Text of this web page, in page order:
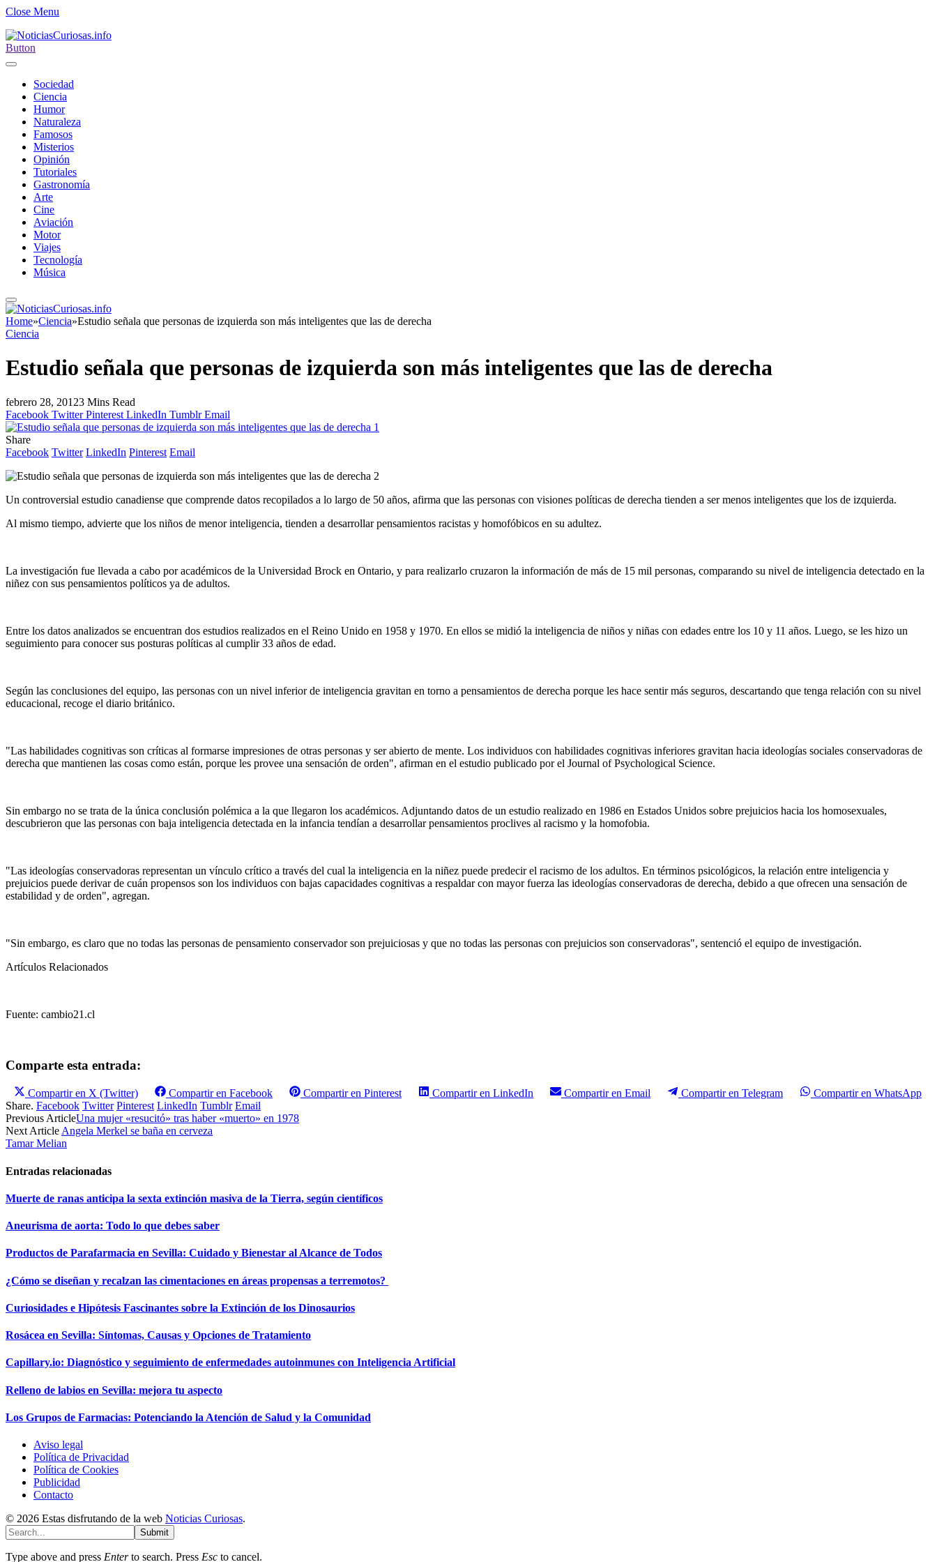
Close Menu
Button
Sociedad
Ciencia
Humor
Naturaleza
Famosos
Misterios
Opinión
Tutoriales
Gastronomía
Arte
Cine
Aviación
Motor
Viajes
Tecnología
Música
Home»Ciencia»Estudio señala que personas de izquierda son más inteligentes que las de derecha
Ciencia
Estudio señala que personas de izquierda son más inteligentes que las de derecha
febrero 28, 20123 Mins Read
Facebook Twitter Pinterest LinkedIn Tumblr Email
Share
Facebook Twitter LinkedIn Pinterest Email
Un controversial estudio canadiense que comprende datos recopilados a lo largo de 50 años, afirma que las personas con visiones políticas de derecha tienden a ser menos inteligentes que los de izquierda.
Al mismo tiempo, advierte que los niños de menor inteligencia, tienden a desarrollar pensamientos racistas y homofóbicos en su adultez.
La investigación fue llevada a cabo por académicos de la Universidad Brock en Ontario, y para realizarlo cruzaron la información de más de 15 mil personas, comparando su nivel de inteligencia detectado en la
niñez con sus pensamientos políticos ya de adultos.
Entre los datos analizados se encuentran dos estudios realizados en el Reino Unido en 1958 y 1970. En ellos se midió la inteligencia de niños y niñas con edades entre los 10 y 11 años. Luego, se les hizo un
seguimiento para conocer sus posturas políticas al cumplir 33 años de edad.
Según las conclusiones del equipo, las personas con un nivel inferior de inteligencia gravitan en torno a pensamientos de derecha porque les hace sentir más seguros, descartando que tenga relación con su nivel
educacional, recoge el diario británico.
"Las habilidades cognitivas son críticas al formarse impresiones de otras personas y ser abierto de mente. Los individuos con habilidades cognitivas inferiores gravitan hacia ideologías sociales conservadoras de
derecha que mantienen las cosas como están, porque les provee una sensación de orden", afirman en el estudio publicado por el Journal of Psychological Science.
Sin embargo no se trata de la única conclusión polémica a la que llegaron los académicos. Adjuntando datos de un estudio realizado en 1986 en Estados Unidos sobre prejuicios hacia los homosexuales,
descubrieron que las personas con baja inteligencia detectada en la infancia tendían a desarrollar pensamientos proclives al racismo y la homofobia.
"Las ideologías conservadoras representan un vínculo crítico a través del cual la inteligencia en la niñez puede predecir el racismo de los adultos. En términos psicológicos, la relación entre inteligencia y
prejuicios puede derivar de cuán propensos son los individuos con bajas capacidades cognitivas a respaldar con mayor fuerza las ideologías conservadoras de derecha, debido a que ofrecen una sensación de
estabilidad y de orden", agregan.
"Sin embargo, es claro que no todas las personas de pensamiento conservador son prejuiciosas y que no todas las personas con prejuicios son conservadoras", sentenció el equipo de investigación.
Artículos Relacionados
Fuente: cambio21.cl
Comparte esta entrada:
Compartir en X (Twitter) Compartir en Facebook Compartir en Pinterest Compartir en LinkedIn Compartir en Email Compartir en Telegram Compartir en WhatsApp
Share. Facebook Twitter Pinterest LinkedIn Tumblr Email
Previous ArticleUna mujer «resucitó» tras haber «muerto» en 1978
Next Article Angela Merkel se baña en cerveza
Tamar Melian
Entradas relacionadas
Muerte de ranas anticipa la sexta extinción masiva de la Tierra, según científicos
Aneurisma de aorta: Todo lo que debes saber
Productos de Parafarmacia en Sevilla: Cuidado y Bienestar al Alcance de Todos
¿Cómo se diseñan y recalzan las cimentaciones en áreas propensas a terremotos?
Curiosidades e Hipótesis Fascinantes sobre la Extinción de los Dinosaurios
Rosácea en Sevilla: Síntomas, Causas y Opciones de Tratamiento
Capillary.io: Diagnóstico y seguimiento de enfermedades autoinmunes con Inteligencia Artificial
Relleno de labios en Sevilla: mejora tu aspecto
Los Grupos de Farmacias: Potenciando la Atención de Salud y la Comunidad
Aviso legal
Política de Privacidad
Política de Cookies
Publicidad
Contacto
© 2026 Estas disfrutando de la web Noticias Curiosas.
Submit
Type above and press Enterto search. Press Esc to cancel.